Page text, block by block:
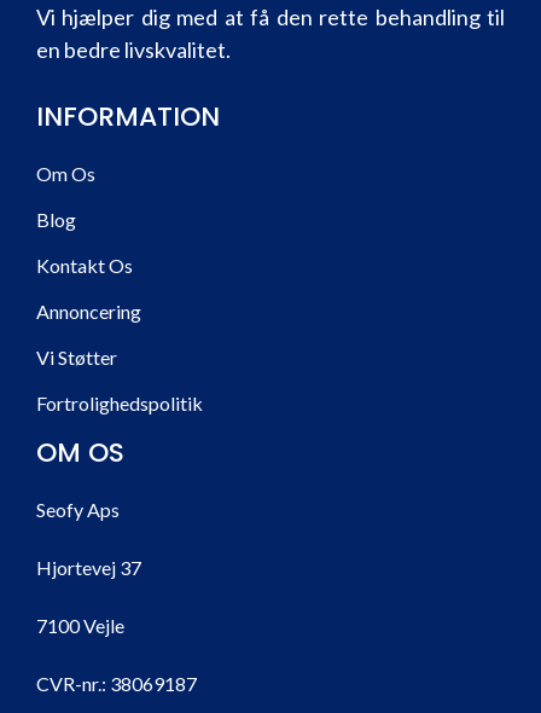
Vi hjælper dig med at få den rette behandling til
en bedre livskvalitet.
INFORMATION
Om Os
Blog
Kontakt Os
Annoncering
Vi Støtter
Fortrolighedspolitik
OM OS
Seofy Aps
Hjortevej 37
7100 Vejle
CVR-nr.: 38069187